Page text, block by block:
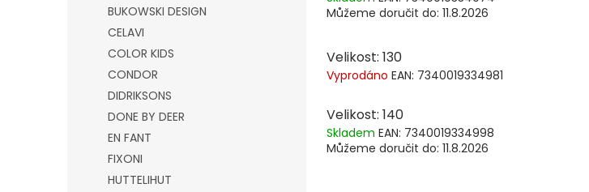
BUKOWSKI DESIGN
CELAVI
COLOR KIDS
CONDOR
DIDRIKSONS
DONE BY DEER
EN FANT
FIXONI
HUTTELIHUT
Můžeme doručit do: 11.8.2026
Velikost: 130
Vyprodáno EAN: 7340019334981
Velikost: 140
Skladem EAN: 7340019334998
Můžeme doručit do: 11.8.2026